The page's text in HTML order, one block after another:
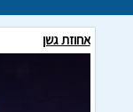
אחוזת גשן